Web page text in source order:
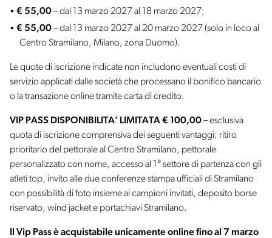
€ 55,00– dal 13 marzo 2027 al 18 marzo 2027;
€ 55,00– dal 13 marzo 2027 al 20 marzo 2027 (solo in loco al
Centro Stramilano, Milano, zona Duomo).
Le quote di iscrizione indicate non includono eventuali costi di
servizio applicati dalle società che processano il bonifico bancario
o la transazione online tramite carta di credito.
VIP PASS DISPONIBILITA’ LIMITATA € 100,00– esclusiva
quota di iscrizione comprensiva dei seguenti vantaggi: ritiro
prioritario del pettorale al Centro Stramilano, pettorale
personalizzato con nome, accesso al 1° settore di partenza con gli
atleti top, invito alle due conferenze stampa ufficiali di Stramilano
con possibilità di foto insieme ai campioni invitati, deposito borse
riservato, wind jacket e portachiavi Stramilano.
Il Vip Pass è acquistabile unicamente online fino al 7 marzo